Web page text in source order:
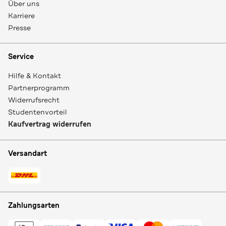
Über uns
Karriere
Presse
Service
Hilfe & Kontakt
Partnerprogramm
Widerrufsrecht
Studentenvorteil
Kaufvertrag widerrufen
Versandart
Zahlungsarten